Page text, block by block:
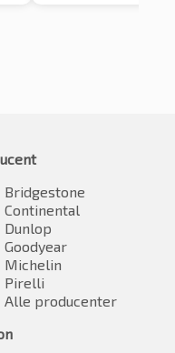
Bridgestone
Continental
Dunlop
Goodyear
Michelin
Pirelli
Alle producenter